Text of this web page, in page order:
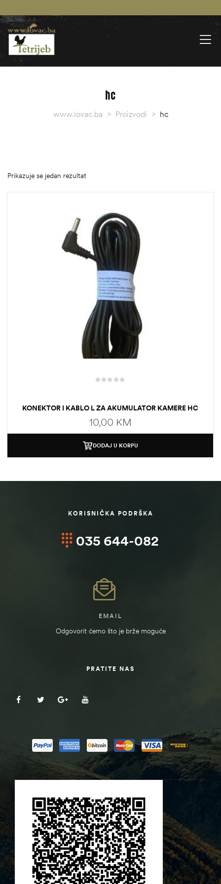
hc
www.lovac.ba > Proizvodi > hc
Prikazuje se jedan rezultat
KONEKTOR I KABLO L ZA AKUMULATOR KAMERE HC
3.5X1.35
10,00 KM
DODAJ U KORPU
KORISNIČKA PODRŠKA
035 644-082
EMAIL
Odgovorit ćemo što je brže moguće
PRATITE NAS